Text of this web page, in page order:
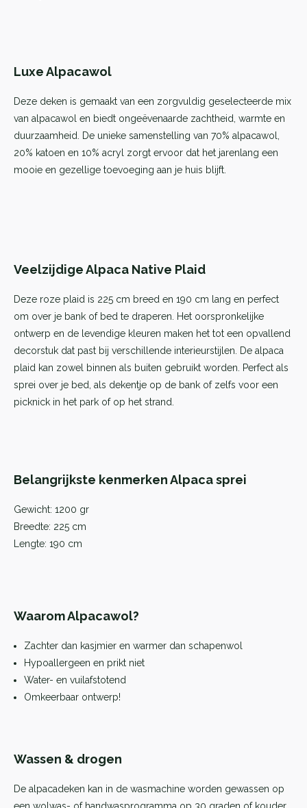
Luxe Alpacawol
Deze deken is gemaakt van een zorgvuldig geselecteerde mix
van alpacawol en biedt ongeëvenaarde zachtheid, warmte en
duurzaamheid. De unieke samenstelling van 70% alpacawol,
20% katoen en 10% acryl zorgt ervoor dat het jarenlang een
mooie en gezellige toevoeging aan je huis blijft.
Veelzijdige Alpaca Native Plaid
Deze roze plaid is 225 cm breed en 190 cm lang en perfect
om over je bank of bed te draperen. Het oorspronkelijke
ontwerp en de levendige kleuren maken het tot een opvallend
decorstuk dat past bij verschillende interieurstijlen. De alpaca
plaid kan zowel binnen als buiten gebruikt worden. Perfect als
sprei over je bed, als dekentje op de bank of zelfs voor een
picknick in het park of op het strand.
Belangrijkste kenmerken Alpaca sprei
Gewicht: 1200 gr
Breedte: 225 cm
Lengte: 190 cm
Waarom Alpacawol?
Zachter dan kasjmier en warmer dan schapenwol
Hypoallergeen en prikt niet
Water- en vuilafstotend
Omkeerbaar ontwerp!
Wassen & drogen
De alpacadeken kan in de wasmachine worden gewassen op